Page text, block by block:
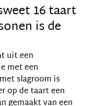
16 taart
is de
uit een
met een
slagroom is
op de taart een